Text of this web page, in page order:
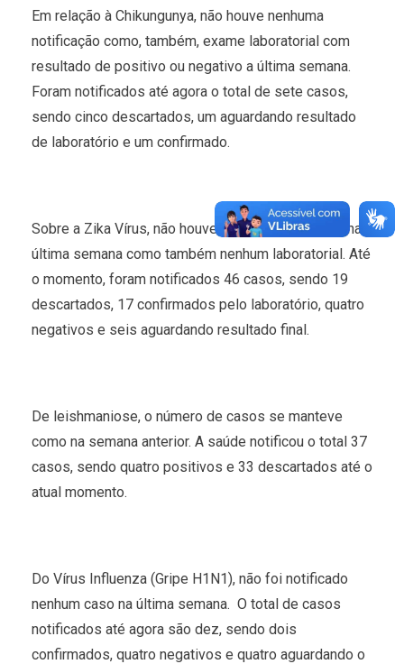
Em relação à Chikungunya, não houve nenhuma
notificação como, também, exame laboratorial com
resultado de positivo ou negativo a última semana.
Foram notificados até agora o total de sete casos,
sendo cinco descartados, um aguardando resultado
de laboratório e um confirmado.
Sobre a Zika Vírus, não houve notificação de caso na
última semana como também nenhum laboratorial. Até
o momento, foram notificados 46 casos, sendo 19
descartados, 17 confirmados pelo laboratório, quatro
negativos e seis aguardando resultado final.
De leishmaniose, o número de casos se manteve
como na semana anterior. A saúde notificou o total 37
casos, sendo quatro positivos e 33 descartados até o
atual momento.
Do Vírus Influenza (Gripe H1N1), não foi notificado
nenhum caso na última semana. O total de casos
notificados até agora são dez, sendo dois
confirmados, quatro negativos e quatro aguardando o